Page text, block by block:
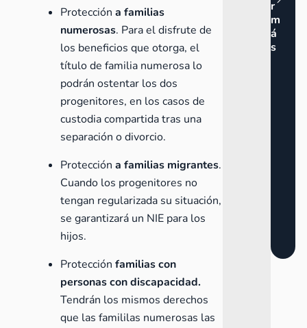
Protección a familias
numerosas. Para el disfrute de
los beneficios que otorga, el
título de familia numerosa lo
podrán ostentar los dos
progenitores, en los casos de
custodia compartida tras una
separación o divorcio.
Protección a familias migrantes.
Cuando los progenitores no
tengan regularizada su situación,
se garantizará un NIE para los
hijos.
Protección familias con
personas con discapacidad.
Tendrán los mismos derechos
que las famililas numerosas las
r
m
á
s